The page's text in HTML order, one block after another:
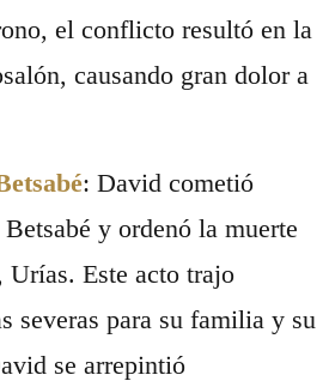
el conflicto resultó en la
causando gran dolor a
: David cometió
y ordenó la muerte
Urías. Este acto trajo
severas para su familia y su
se arrepintió